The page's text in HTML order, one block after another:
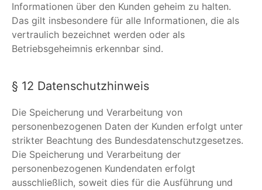
Informationen über den Kunden geheim zu halten.
Das gilt insbesondere für alle Informationen, die als
vertraulich bezeichnet werden oder als
Betriebsgeheimnis erkennbar sind.
§ 12 Datenschutzhinweis
Die Speicherung und Verarbeitung von
personenbezogenen Daten der Kunden erfolgt unter
strikter Beachtung des Bundesdatenschutzgesetzes.
Die Speicherung und Verarbeitung der
personenbezogenen Kundendaten erfolgt
ausschließlich, soweit dies für die Ausführung und